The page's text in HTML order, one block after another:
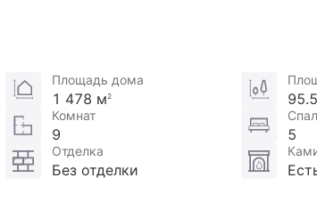
Площадь дома
1 478 м 2
Комнат
9 5
Отделка
Без отделки